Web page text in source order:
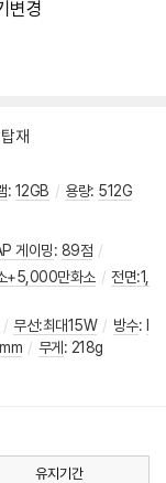
변경
재
: 12GB / 용량: 512G
게이밍: 89점 /
+5,000만화소 / 전면:1,
/ 무선:최대15W / 방수:
/ 무게 : 218g
유지기간